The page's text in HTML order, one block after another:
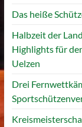
Das heiße
Halbzeit der
Highlights für
Uelzen
Drei